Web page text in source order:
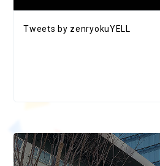
Tweets by zenryokuYELL